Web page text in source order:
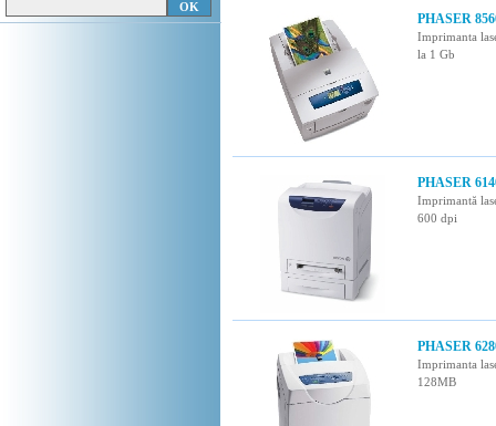
PHASER
Imprimanta
la 1 Gb
PHASER
Imprimantă
600 dpi
PHASER
Imprimanta
128MB